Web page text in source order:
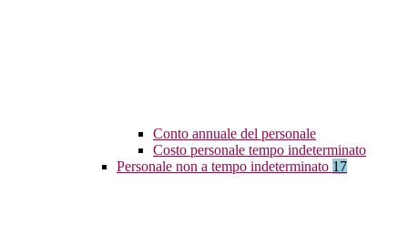
Conto annuale del personale
Costo personale tempo indeterminato
Personale non a tempo indeterminato 17